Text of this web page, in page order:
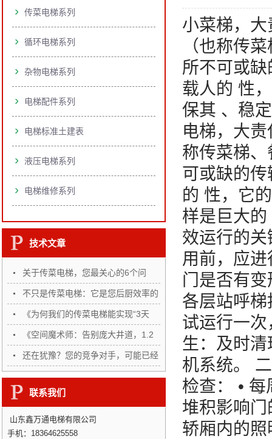
小菜梯，
（也称传
所不可或
载人的 性
保其 、稳
电梯，大
称传菜梯
可或缺的
的 性，它
样是巨大
效运行的关
用前，应
门是否有
各层站呼
试运行一
生：及时
机系统。
检查： •
堆积影响
轿厢内的
传菜电梯系列
循环电梯系列
杂物电梯系列
电梯配件系列
电梯标准土建表
液压电梯系列
电梯维修系列
技术文章
关于传菜电梯，您最关心的6个问
题，…
不只是传菜电梯：它是您后厨效率的
“…
《为何我们的传菜电梯能实现“3天
完…
《空间魔术师：告别庞大井道，1.2
㎡…
还在犹豫？您的竞争对手，可能已经
联系我们
山东鑫万通电梯有限公司
手机：18364625558